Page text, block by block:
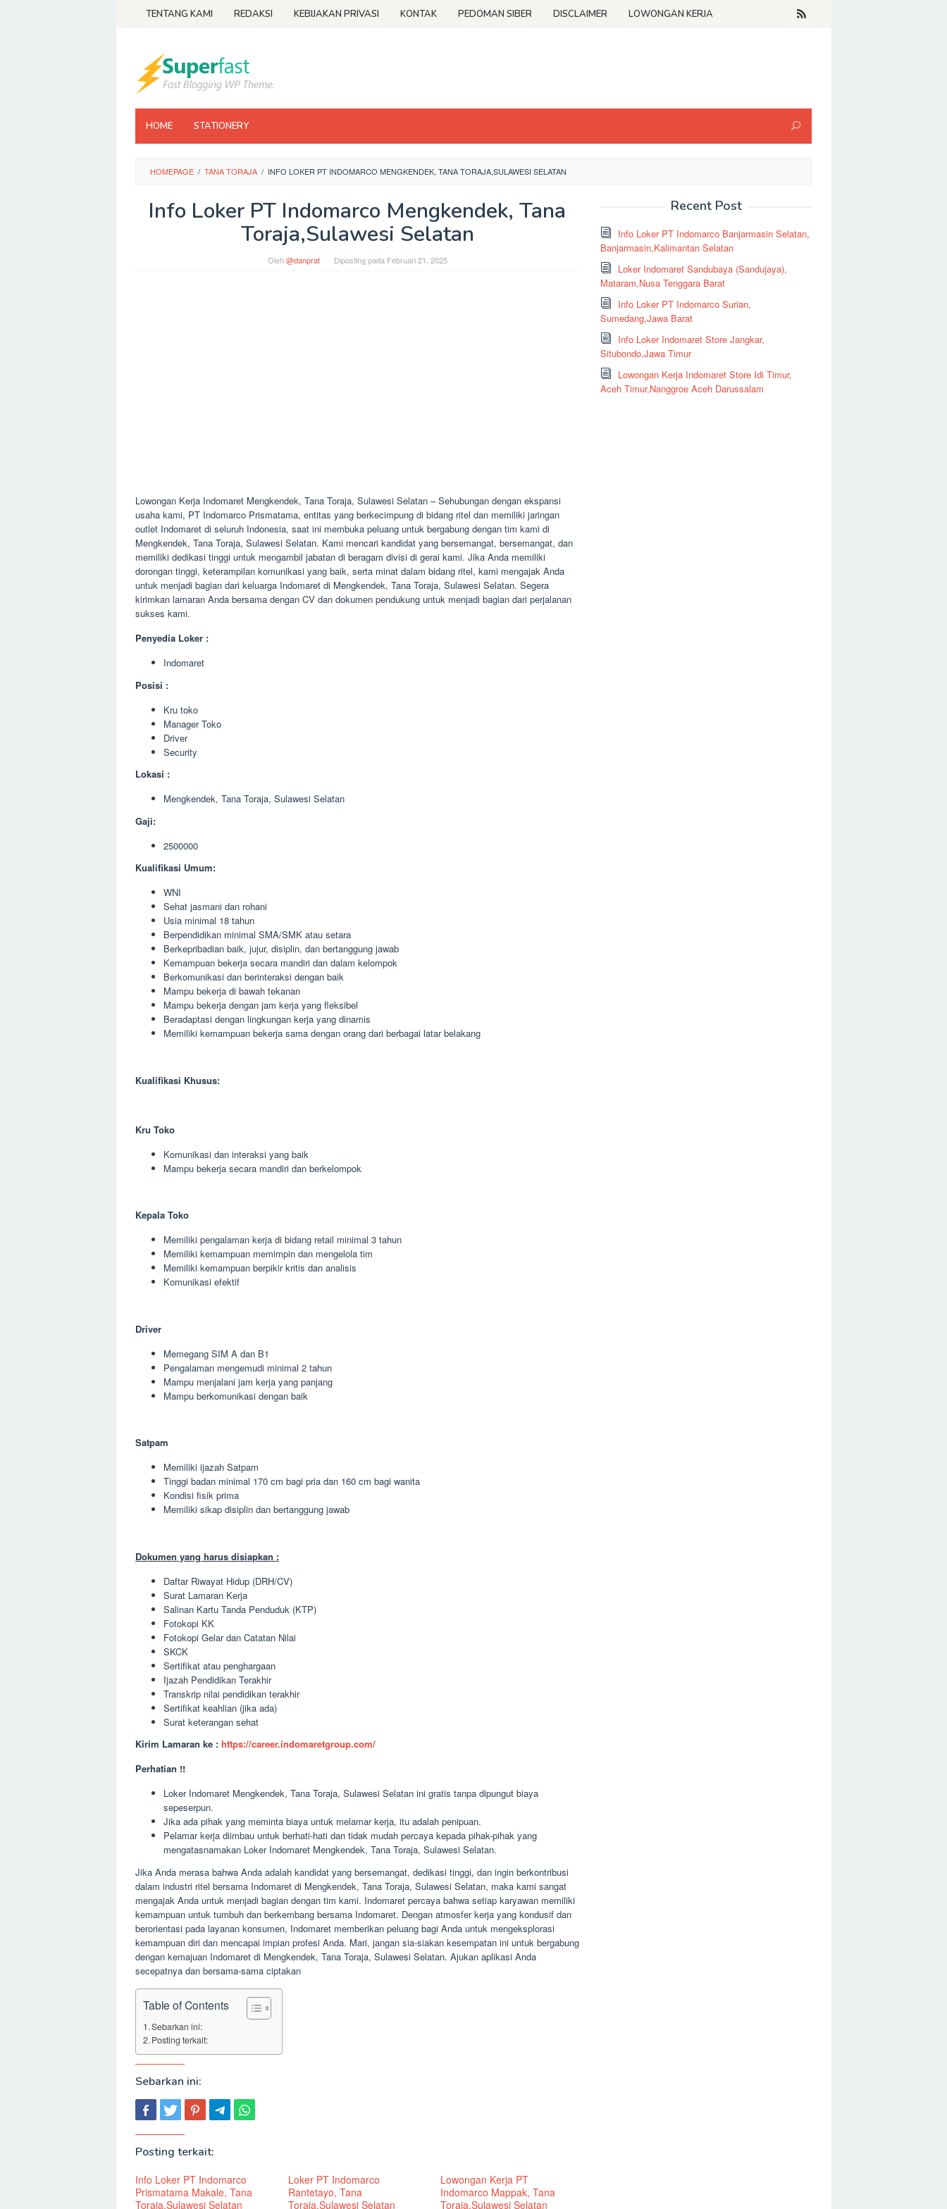
TENTANG KAMI REDAKSI KEBIJAKAN PRIVASI KONTAK PEDOMAN SIBER DISCLAIMER LOWONGAN KERJA
HOME STATIONERY
HOMEPAGE / TANA TORAJA / INFO LOKER PT INDOMARCO MENGKENDEK, TANA TORAJA,SULAWESI SELATAN
Info Loker PT Indomarco Mengkendek, Tana
Toraja,Sulawesi Selatan
Oleh@danprat Diposting pada Februari 21, 2025
Lowongan Kerja Indomaret Mengkendek, Tana Toraja, Sulawesi Selatan – Sehubungan dengan ekspansi
usaha kami, PT Indomarco Prismatama, entitas yang berkecimpung di bidang ritel dan memiliki jaringan
outlet Indomaret di seluruh Indonesia, saat ini membuka peluang untuk bergabung dengan tim kami di
Mengkendek, Tana Toraja, Sulawesi Selatan. Kami mencari kandidat yang bersemangat, bersemangat, dan
memiliki dedikasi tinggi untuk mengambil jabatan di beragam divisi di gerai kami. Jika Anda memiliki
dorongan tinggi, keterampilan komunikasi yang baik, serta minat dalam bidang ritel, kami mengajak Anda
untuk menjadi bagian dari keluarga Indomaret di Mengkendek, Tana Toraja, Sulawesi Selatan. Segera
kirimkan lamaran Anda bersama dengan CV dan dokumen pendukung untuk menjadi bagian dari perjalanan
sukses kami.
Penyedia Loker :
Indomaret
Posisi :
Kru toko
Manager Toko
Driver
Security
Lokasi :
Mengkendek, Tana Toraja, Sulawesi Selatan
Gaji:
2500000
Kualifikasi Umum:
WNI
Sehat jasmani dan rohani
Usia minimal 18 tahun
Berpendidikan minimal SMA/SMK atau setara
Berkepribadian baik, jujur, disiplin, dan bertanggung jawab
Kemampuan bekerja secara mandiri dan dalam kelompok
Berkomunikasi dan berinteraksi dengan baik
Mampu bekerja di bawah tekanan
Mampu bekerja dengan jam kerja yang fleksibel
Beradaptasi dengan lingkungan kerja yang dinamis
Memiliki kemampuan bekerja sama dengan orang dari berbagai latar belakang
Kualifikasi Khusus:
Kru Toko
Komunikasi dan interaksi yang baik
Mampu bekerja secara mandiri dan berkelompok
Kepala Toko
Memiliki pengalaman kerja di bidang retail minimal 3 tahun
Memiliki kemampuan memimpin dan mengelola tim
Memiliki kemampuan berpikir kritis dan analisis
Komunikasi efektif
Driver
Memegang SIM A dan B1
Pengalaman mengemudi minimal 2 tahun
Mampu menjalani jam kerja yang panjang
Mampu berkomunikasi dengan baik
Satpam
Memiliki ijazah Satpam
Tinggi badan minimal 170 cm bagi pria dan 160 cm bagi wanita
Kondisi fisik prima
Memiliki sikap disiplin dan bertanggung jawab
Dokumen yang harus disiapkan :
Daftar Riwayat Hidup (DRH/CV)
Surat Lamaran Kerja
Salinan Kartu Tanda Penduduk (KTP)
Fotokopi KK
Fotokopi Gelar dan Catatan Nilai
SKCK
Sertifikat atau penghargaan
Ijazah Pendidikan Terakhir
Transkrip nilai pendidikan terakhir
Sertifikat keahlian (jika ada)
Surat keterangan sehat
Kirim Lamaran ke : https://career.indomaretgroup.com/
Perhatian !!
Loker Indomaret Mengkendek, Tana Toraja, Sulawesi Selatan ini gratis tanpa dipungut biaya
sepeserpun.
Jika ada pihak yang meminta biaya untuk melamar kerja, itu adalah penipuan.
Pelamar kerja diimbau untuk berhati-hati dan tidak mudah percaya kepada pihak-pihak yang
mengatasnamakan Loker Indomaret Mengkendek, Tana Toraja, Sulawesi Selatan.
Jika Anda merasa bahwa Anda adalah kandidat yang bersemangat, dedikasi tinggi, dan ingin berkontribusi
dalam industri ritel bersama Indomaret di Mengkendek, Tana Toraja, Sulawesi Selatan, maka kami sangat
mengajak Anda untuk menjadi bagian dengan tim kami. Indomaret percaya bahwa setiap karyawan memiliki
kemampuan untuk tumbuh dan berkembang bersama Indomaret. Dengan atmosfer kerja yang kondusif dan
berorientasi pada layanan konsumen, Indomaret memberikan peluang bagi Anda untuk mengeksplorasi
kemampuan diri dan mencapai impian profesi Anda. Mari, jangan sia-siakan kesempatan ini untuk bergabung
dengan kemajuan Indomaret di Mengkendek, Tana Toraja, Sulawesi Selatan. Ajukan aplikasi Anda
secepatnya dan bersama-sama ciptakan
Table of Contents
Sebarkan ini:
Posting terkait:
Sebarkan ini:
Posting terkait:
Info Loker PT Indomarco
Prismatama Makale, Tana
Toraja,Sulawesi Selatan
Loker PT Indomarco
Rantetayo, Tana
Toraja,Sulawesi Selatan
Lowongan Kerja PT
Indomarco Mappak, Tana
Toraja,Sulawesi Selatan
Recent Post
Info Loker PT Indomarco Banjarmasin Selatan,
Banjarmasin,Kalimantan Selatan
Loker Indomaret Sandubaya (Sandujaya),
Mataram,Nusa Tenggara Barat
Info Loker PT Indomarco Surian,
Sumedang,Jawa Barat
Info Loker Indomaret Store Jangkar,
Situbondo,Jawa Timur
Lowongan Kerja Indomaret Store Idi Timur,
Aceh Timur,Nanggroe Aceh Darussalam